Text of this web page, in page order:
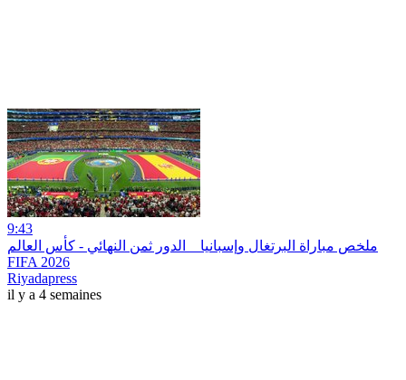
9:43
ملخص مباراة البرتغال وإسبانيا _ الدور ثمن النهائي - كأس العالم
FIFA 2026
Riyadapress
il y a 4 semaines